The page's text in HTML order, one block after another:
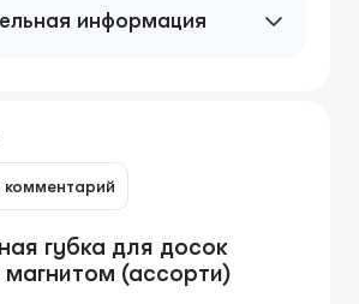
информация
комментарий
губка для досок
магнитом (ассорти)